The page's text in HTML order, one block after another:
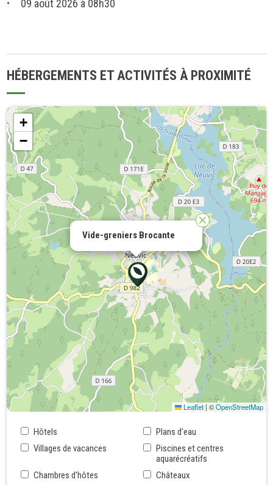
09 août 2026 à 08h30
HÉBERGEMENTS ET ACTIVITÉS À PROXIMITÉ
Vide-greniers Brocante
+
−
Leaflet | ©OpenStreetMap
Hôtels
Plans d'eau
Villages de vacances
Piscines et centres
aquarécréatifs
Chambres d'hôtes
Châteaux